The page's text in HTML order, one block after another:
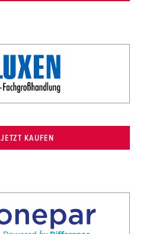
JETZT KAUFEN